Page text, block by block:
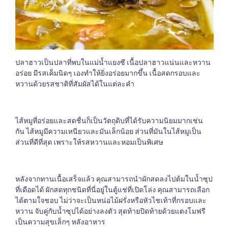
ปลาฮาวเป็นปลาที่พบในแม่น้ำแยงซี เนื้อปลาฮาวแน่นและหวาน
อร่อย มีรสเค็มนิดๆ เองทำให้ยิ่งอร่อยมากขึ้น เนื้อสดกรอบและ
หวานด้วยรสชาติที่สัมผัสได้ในแต่ละคำ
ไส้หมูที่อร่อยและสดชื่นก็เป็นวัตถุดิบที่ได้รับความนิยมมากเช่น
กัน ไส้หมูมีความเหนียวและมันเล็กน้อย ส่วนที่มันในไส้หมูเป็น
ส่วนที่ดีที่สุด เพราะให้รสหวานและหอมเป็นพิเศษ
หลังจากทานเนื้อเสร็จแล้ว คุณสามารถนำผักสดลงไปต้มในน้ำซุป
ที่เดือดได้ ผักสดทุกชนิดที่นี่อยู่ในตู้แช่ที่เปิดโล่ง คุณสามารถเลือก
ได้ตามใจชอบ ไม่ว่าจะเป็นหน่อไม้ฝรั่งหรือหัวไชเท้าที่กรอบและ
หวาน จับคู่กับน้ำซุปได้อย่างลงตัว สุดท้ายปิดท้ายด้วยแตงโมฟรี
เป็นความสุขเล็กๆ หลังอาหาร